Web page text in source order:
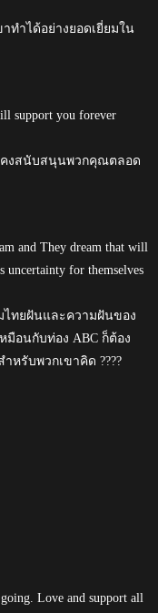
ทำได้อย่างยอดเยี่ยมใน
support you forever
คงสนับสนุนพวกคุณตลอด
and They dream that will
uncertainty for themselves
ไทยฝันและความฝันของ
มือนกับท่อง ABC ก็ต้อง
หรับพวกเขาคิด ????
Love and support all